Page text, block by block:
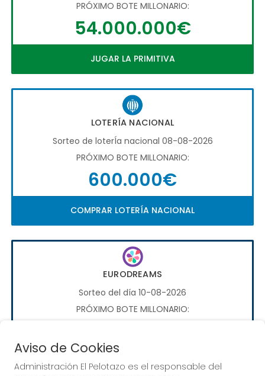
PRÓXIMO BOTE MILLONARIO:
54.000.000€
JUGAR LA PRIMITIVA
LOTERÍA NACIONAL
Sorteo de loterÍa nacional 08-08-2026
PRÓXIMO BOTE MILLONARIO:
600.000€
COMPRAR LOTERÍA NACIONAL
EURODREAMS
Sorteo del día 10-08-2026
PRÓXIMO BOTE MILLONARIO:
JUGAR EURODREAMS
Aviso de Cookies
Administración El Pelotazo es el responsable del